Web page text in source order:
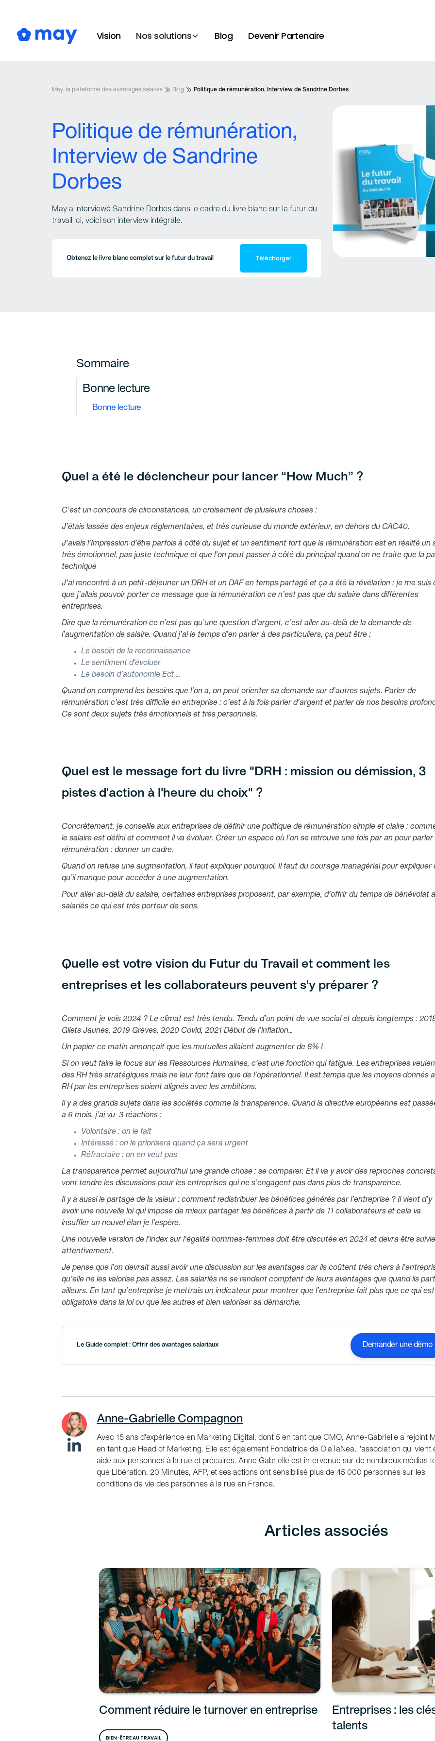
Vision Nos solutions Blog Devenir Partenaire
May, la plateforme des avantages salariés Blog Politique de rémunération, Interview de Sandrine Dorbes
Politique de rémunération,
Interview de Sandrine
Dorbes
May a interviewé Sandrine Dorbes dans le cadre du livre blanc sur le futur du
travail ici, voici son interview intégrale.
Obtenez le livre blanc complet sur le futur du travail Télécharger
Sommaire
Bonne lecture
Bonne lecture
Quel a été le déclencheur pour lancer “How Much” ?
C’est un concours de circonstances, un croisement de plusieurs choses :
J’étais lassée des enjeux réglementaires, et très curieuse du monde extérieur, en dehors du CAC40.
J’avais l’Impression d’être parfois à côté du sujet et un sentiment fort que la rémunération est en réalité un
très émotionnel, pas juste technique et que l’on peut passer à côté du principal quand on ne traite que la
technique
J’ai rencontré à un petit-déjeuner un DRH et un DAF en temps partagé et ça a été la révélation : je me suis
que j’allais pouvoir porter ce message que la rémunération ce n’est pas que du salaire dans différentes
entreprises.
Dire que la rémunération ce n’est pas qu’une question d’argent, c’est aller au-delà de la demande de
l’augmentation de salaire. Quand j’ai le temps d’en parler à des particuliers, ça peut être :
Le besoin de la reconnaissance
Le sentiment d'évoluer
Le besoin d’autonomie Ect …
Quand on comprend les besoins que l’on a, on peut orienter sa demande sur d’autres sujets. Parler de
rémunération c’est très difficile en entreprise : c’est à la fois parler d’argent et parler de nos besoins
Ce sont deux sujets très émotionnels et très personnels.
Quel est le message fort du livre "DRH : mission ou démission, 3
pistes d'action à l'heure du choix" ?
Concrètement, je conseille aux entreprises de définir une politique de rémunération simple et claire :
le salaire est défini et comment il va évoluer. Créer un espace où l’on se retrouve une fois par an pour parler
rémunération : donner un cadre.
Quand on refuse une augmentation, il faut expliquer pourquoi. Il faut du courage managérial pour expliquer
qu’il manque pour accéder à une augmentation.
Pour aller au-delà du salaire, certaines entreprises proposent, par exemple, d’offrir du temps de bénévolat
salariés ce qui est très porteur de sens.
Quelle est votre vision du Futur du Travail et comment les
entreprises et les collaborateurs peuvent s'y préparer ?
Comment je vois 2024 ? Le climat est très tendu. Tendu d’un point de vue social et depuis longtemps :
Gilets Jaunes, 2019 Grèves, 2020 Covid, 2021 Début de l’inflation…
Un papier ce matin annonçait que les mutuelles allaient augmenter de 8% !
Si on veut faire le focus sur les Ressources Humaines, c’est une fonction qui fatigue. Les entreprises
des RH très stratégiques mais ne leur font faire que de l’opérationnel. Il est temps que les moyens donnés
RH par les entreprises soient alignés avec les ambitions.
Il y a des grands sujets dans les sociétés comme la transparence. Quand la directive européenne est
a 6 mois, j’ai vu 3 réactions :
Volontaire : on le fait
Intéressé : on le priorisera quand ça sera urgent
Réfractaire : on en veut pas
La transparence permet aujourd’hui une grande chose : se comparer. Et il va y avoir des reproches
vont tendre les discussions pour les entreprises qui ne s’engagent pas dans plus de transparence.
Il y a aussi le partage de la valeur : comment redistribuer les bénéfices générés par l’entreprise ? Il vient d’y
avoir une nouvelle loi qui impose de mieux partager les bénéfices à partir de 11 collaborateurs et cela va
insuffler un nouvel élan je l’espère.
Une nouvelle version de l’index sur l’égalité hommes-femmes doit être discutée en 2024 et devra être suivie
attentivement.
Je pense que l’on devrait aussi avoir une discussion sur les avantages car ils coûtent très chers à
qu’elle ne les valorise pas assez. Les salariés ne se rendent comptent de leurs avantages que quand ils
ailleurs. En tant qu’entreprise je mettrais un indicateur pour montrer que l’entreprise fait plus que ce qui est
obligatoire dans la loi ou que les autres et bien valoriser sa démarche.
Le Guide complet : Offrir des avantages salariaux Demander une démo
Anne-Gabrielle Compagnon
Avec 15 ans d'expérience en Marketing Digital, dont 5 en tant que CMO, Anne-Gabrielle a rejoint
en tant que Head of Marketing. Elle est également Fondatrice de OlaTaNea, l'association qui vient
aide aux personnes à la rue et précaires. Anne Gabrielle est intervenue sur de nombreux médias
que Libération, 20 Minutes, AFP, et ses actions ont sensibilisé plus de 45 000 personnes sur les
conditions de vie des personnes à la rue en France.
Articles associés
Comment réduire le turnover en entreprise
BIEN-ÊTRE AU TRAVAIL
Entreprises : les
talents